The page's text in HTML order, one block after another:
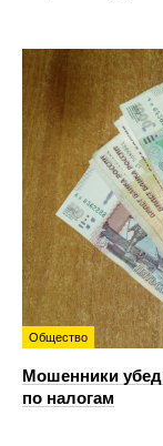
Общество
Мошенники
по налогам